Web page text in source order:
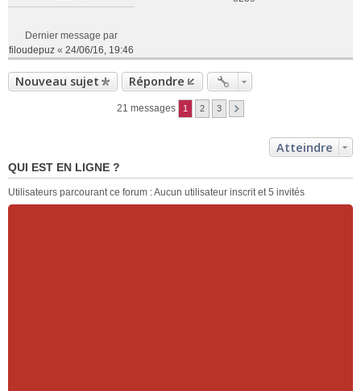
Dernier message par
filoudepuz « 24/06/16, 19:46
Nouveau sujet Répondre
21 messages 1 2 3
Atteindre
QUI EST EN LIGNE ?
Utilisateurs parcourant ce forum : Aucun utilisateur inscrit et 5 invités